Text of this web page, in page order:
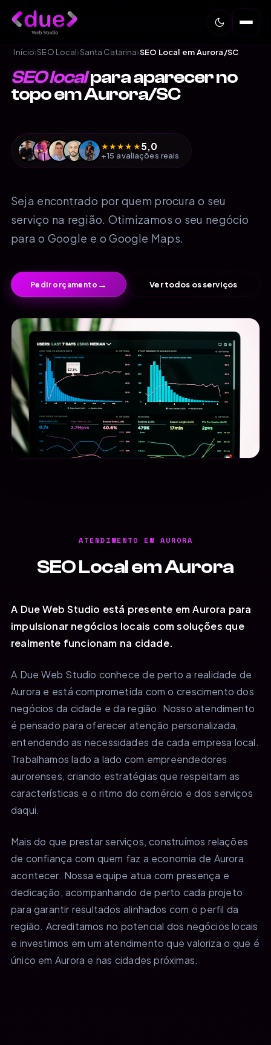
Início›SEO Local›Santa Catarina›SEO Local em Aurora/SC
SEO localpara aparecer no
topo em Aurora/SC
★★★★★5,0
+15 avaliações reais
Seja encontrado por quem procura o seu
serviço na região. Otimizamos o seu negócio
para o Google e o Google Maps.
Pedir orçamento → Ver todos os serviços
ATENDIMENTO EM AURORA
SEO Local em Aurora
A Due Web Studio está presente em Aurora para
impulsionar negócios locais com soluções que
realmente funcionam na cidade.
A Due Web Studio conhece de perto a realidade de
Aurora e está comprometida com o crescimento dos
negócios da cidade e da região. Nosso atendimento
é pensado para oferecer atenção personalizada,
entendendo as necessidades de cada empresa local.
Trabalhamos lado a lado com empreendedores
aurorenses, criando estratégias que respeitam as
características e o ritmo do comércio e dos serviços
daqui.
Mais do que prestar serviços, construímos relações
de confiança com quem faz a economia de Aurora
acontecer. Nossa equipe atua com presença e
dedicação, acompanhando de perto cada projeto
para garantir resultados alinhados com o perfil da
região. Acreditamos no potencial dos negócios locais
e investimos em um atendimento que valoriza o que é
único em Aurora e nas cidades próximas.